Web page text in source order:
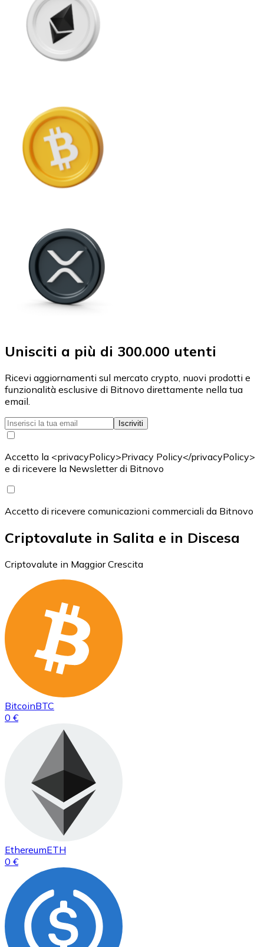
Unisciti a più di 300.000 utenti
Ricevi aggiornamenti sul mercato crypto, nuovi prodotti e
funzionalità esclusive di Bitnovo direttamente nella tua
email.
Iscriviti
Accetto la <privacyPolicy>Privacy Policy</privacyPolicy>
e di ricevere la Newsletter di Bitnovo
Accetto di ricevere comunicazioni commerciali da Bitnovo
Criptovalute in Salita e in Discesa
Criptovalute in Maggior Crescita
BitcoinBTC
0 €
EthereumETH
0 €